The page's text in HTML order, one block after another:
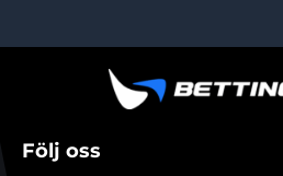
Följ oss